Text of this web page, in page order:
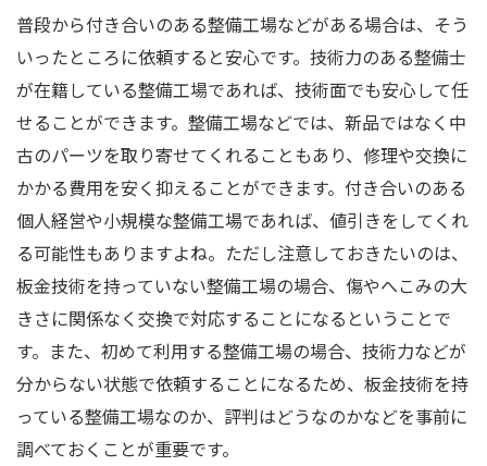
普段から付き合いのある整備工場などがある場合は、そう
いったところに依頼すると安心です。技術力のある整備士
が在籍している整備工場であれば、技術面でも安心して任
せることができます。整備工場などでは、新品ではなく中
古のパーツを取り寄せてくれることもあり、修理や交換に
かかる費用を安く抑えることができます。付き合いのある
個人経営や小規模な整備工場であれば、値引きをしてくれ
る可能性もありますよね。ただし注意しておきたいのは、
板金技術を持っていない整備工場の場合、傷やへこみの大
きさに関係なく交換で対応することになるということで
す。また、初めて利用する整備工場の場合、技術力などが
分からない状態で依頼することになるため、板金技術を持
っている整備工場なのか、評判はどうなのかなどを事前に
調べておくことが重要です。